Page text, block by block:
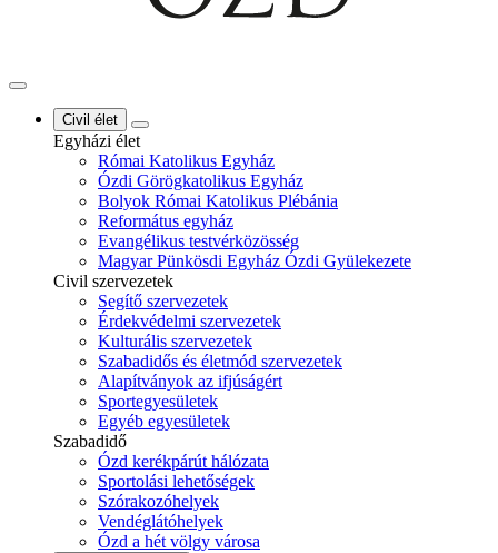
Civil élet
Egyházi élet
Római Katolikus Egyház
Ózdi Görögkatolikus Egyház
Bolyok Római Katolikus Plébánia
Református egyház
Evangélikus testvérközösség
Magyar Pünkösdi Egyház Ózdi Gyülekezete
Civil szervezetek
Segítő szervezetek
Érdekvédelmi szervezetek
Kulturális szervezetek
Szabadidős és életmód szervezetek
Alapítványok az ifjúságért
Sportegyesületek
Egyéb egyesületek
Szabadidő
Ózd kerékpárút hálózata
Sportolási lehetőségek
Szórakozóhelyek
Vendéglátóhelyek
Ózd a hét völgy városa